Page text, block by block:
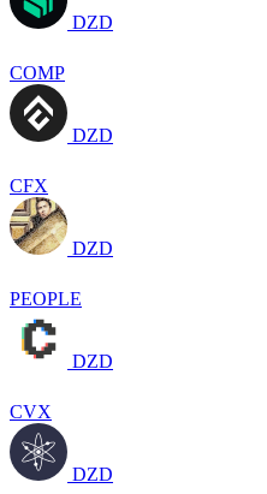
DZD
COMP
DZD
CFX
DZD
PEOPLE
DZD
CVX
DZD